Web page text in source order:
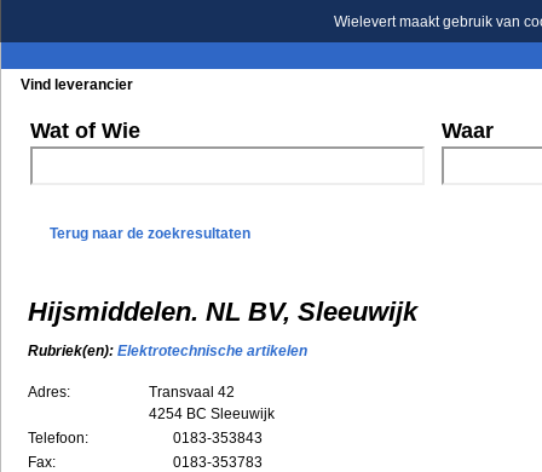
Wielevert maakt gebruik van
Vind leverancier
Wat of Wie Waar
Terug naar de zoekresultaten
Hijsmiddelen. NL BV, Sleeuwijk
Rubriek(en): Elektrotechnische artikelen
Adres:
Transvaal 42
4254 BC Sleeuwijk
Telefoon:
0183-353843
Fax:
0183-353783